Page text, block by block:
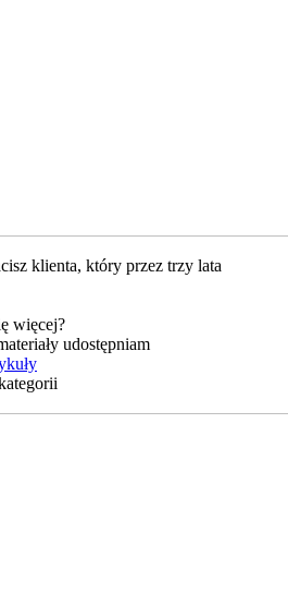
klienta, który przez trzy lata
więcej?
udostępniam